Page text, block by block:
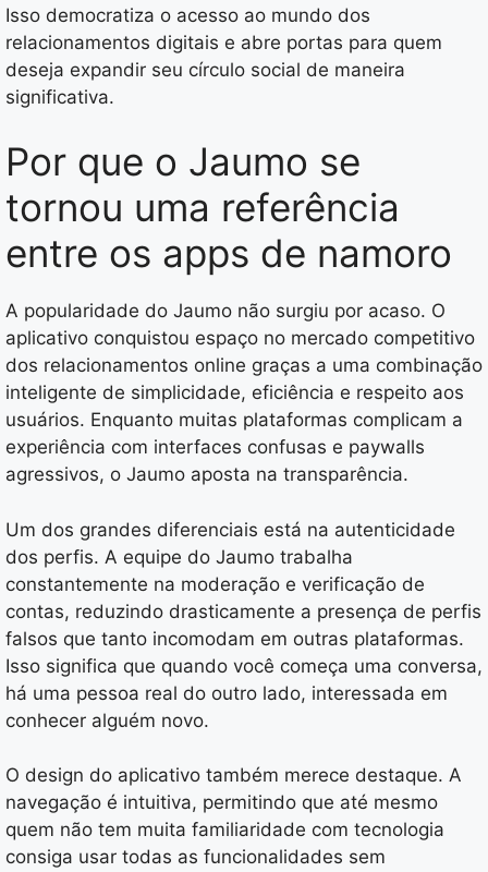
Isso democratiza o acesso ao mundo dos
relacionamentos digitais e abre portas para quem
deseja expandir seu círculo social de maneira
significativa.
Por que o Jaumo se
tornou uma referência
entre os apps de namoro
A popularidade do Jaumo não surgiu por acaso. O
aplicativo conquistou espaço no mercado competitivo
dos relacionamentos online graças a uma combinação
inteligente de simplicidade, eficiência e respeito aos
usuários. Enquanto muitas plataformas complicam a
experiência com interfaces confusas e paywalls
agressivos, o Jaumo aposta na transparência.
Um dos grandes diferenciais está na autenticidade
dos perfis. A equipe do Jaumo trabalha
constantemente na moderação e verificação de
contas, reduzindo drasticamente a presença de perfis
falsos que tanto incomodam em outras plataformas.
Isso significa que quando você começa uma conversa,
há uma pessoa real do outro lado, interessada em
conhecer alguém novo.
O design do aplicativo também merece destaque. A
navegação é intuitiva, permitindo que até mesmo
quem não tem muita familiaridade com tecnologia
consiga usar todas as funcionalidades sem